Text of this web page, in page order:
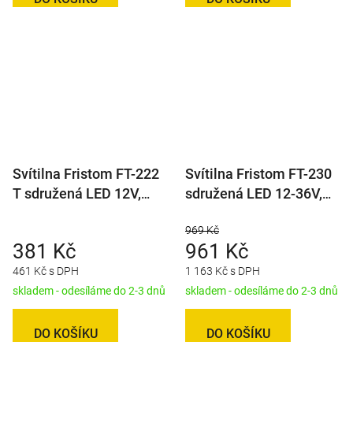
Svítilna Fristom FT-222
T sdružená LED 12V,
461 Kč s DPH
381 Kč
skladem - odesíláme do 2-3 dnů
DO KOŠÍKU
Svítilna Fristom FT-230
sdružená LED 12-36V,
dynamický blinkr
1 163 Kč s DPH
961 Kč
969 Kč
skladem - odesíláme do 2-3 dnů
DO KOŠÍKU